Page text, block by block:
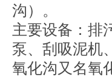
沟）。
主要设备：排
泵、刮吸泥机
氧化沟又名氧